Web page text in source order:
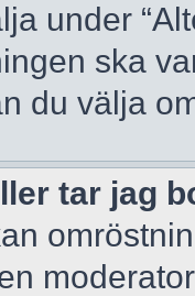
under
ska
du välja
tar jag